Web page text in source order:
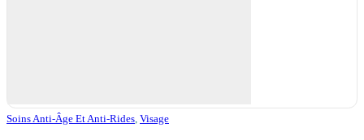
Soins Anti-Âge Et Anti-Rides, Visage